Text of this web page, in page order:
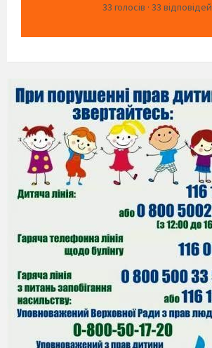
33 голосів · 33 відповідей